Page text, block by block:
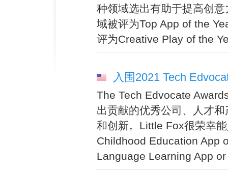
种领域选出有助于提高创
域被评为Top App of the
评为Creative Play of the
入围2021 Tech
The Tech Edvocate
出贡献的优秀公司、人才
和创新。Little Fox很荣幸
Childhood Education App
Language Learning App